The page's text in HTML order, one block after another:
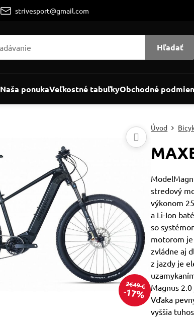
strivesport@gmail.com
Hľadať
Naša ponukaVeľkostné tabuľkyObchodné
2649 €
17%
Úvod
stredový
výkonom
a Li-Ion
so
motorom
zvládne aj
z jazdy je
Magnus
Vďaka
vyššia